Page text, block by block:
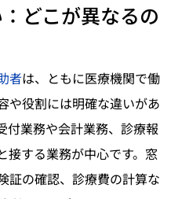
どこが異なるの
者は、ともに医療機関で働
や役割には明確な違いがあ
付業務や会計業務、診療報
接する業務が中心です。窓
証の確認、診療費の計算な